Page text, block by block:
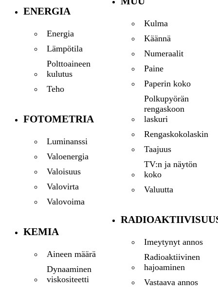
ENERGIA
Energia
Lämpötila
Polttoaineen
kulutus
Teho
FOTOMETRIA
Luminanssi
Valoenergia
Valoisuus
Valovirta
Valovoima
KEMIA
Aineen määrä
Dynaaminen
viskositeetti
Kulma
Käännä
Numeraalit
Paine
Paperin koko
Polkupyörän
rengaskoon
laskuri
Rengaskokolaskin
Taajuus
TV:n ja näytön
koko
Valuutta
Imeytynyt annos
Radioaktiivinen
hajoaminen
Vastaava annos